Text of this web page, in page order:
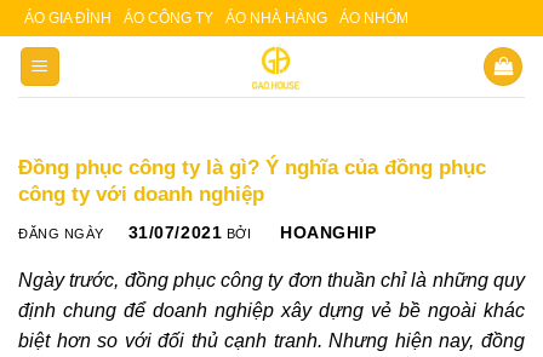
Skip
content
ÁO GIA ĐÌNH ÁO CÔNG TY ÁO NHÀ HÀNG ÁO NHÓM
Đồng phục công ty là gì? Ý nghĩa của đồng phục
công ty với doanh nghiệp
ĐĂNG NGÀY 31/07/2021 BỞI HOANGHIP
Ngày trước, đồng phục công ty đơn thuần chỉ là những quy
định chung để doanh nghiệp xây dựng vẻ bề ngoài khác
biệt hơn so với đối thủ cạnh tranh. Nhưng hiện nay, đồng